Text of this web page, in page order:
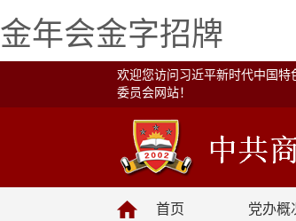
金年会金字招牌
欢迎您访问习近平新时代中国
委员会网站！
首页 党办概